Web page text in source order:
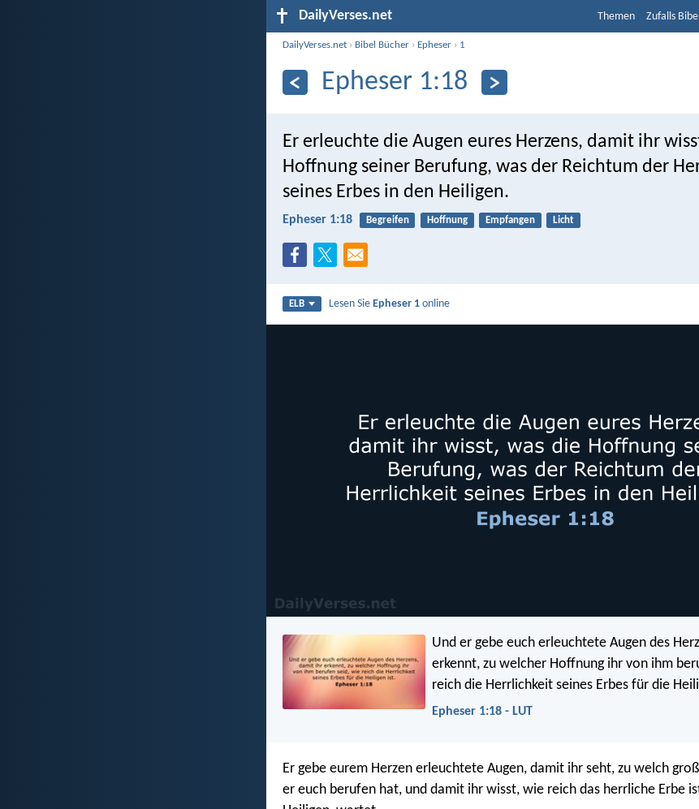
DailyVerses.net Themen Zufalls
DailyVerses.net › Bibel Bücher › Epheser › 1
Epheser 1:18
Er erleuchte die Augen eures Herzens, damit ihr
Hoffnung seiner Berufung, was der Reichtum der
seines Erbes in den Heiligen.
Epheser 1:18 Begreifen Hoffnung Empfangen Licht
ELB Lesen SieEpheser 1 online
Und er gebe euch erleuchtete Augen des
erkennt, zu welcher Hoffnung ihr von ihm
reich die Herrlichkeit seines Erbes für die
Epheser 1:18 - LUT
Er gebe eurem Herzen erleuchtete Augen, damit ihr seht, zu welch
er euch berufen hat, und damit ihr wisst, wie reich das herrliche Erbe